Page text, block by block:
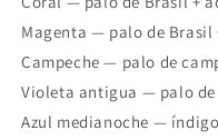
Magenta — palo de Brasil
Campeche — palo de
Violeta antigua — palo
Azul medianoche —